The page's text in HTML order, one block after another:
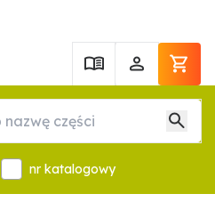
nr katalogowy